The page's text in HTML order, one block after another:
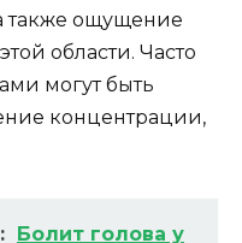
также ощущение
области. Часто
могут быть
концентрации,
Болит голова у